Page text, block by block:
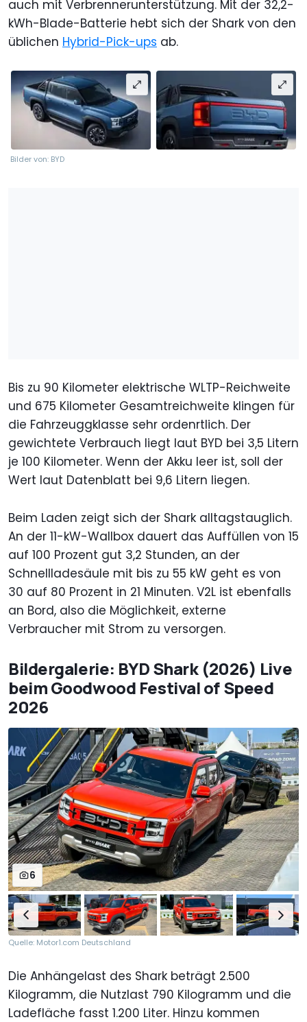
auch mit Verbrennerunterstützung. Mit der 32,2-
kWh-Blade-Batterie hebt sich der Shark von den
üblichen Hybrid-Pick-ups ab.
Bilder von: BYD
Bis zu 90 Kilometer elektrische WLTP-Reichweite
und 675 Kilometer Gesamtreichweite klingen für
die Fahrzeuggklasse sehr ordenrtlich. Der
gewichtete Verbrauch liegt laut BYD bei 3,5 Litern
je 100 Kilometer. Wenn der Akku leer ist, soll der
Wert laut Datenblatt bei 9,6 Litern liegen.
Beim Laden zeigt sich der Shark alltagstauglich.
An der 11-kW-Wallbox dauert das Auffüllen von 15
auf 100 Prozent gut 3,2 Stunden, an der
Schnellladesäule mit bis zu 55 kW geht es von
30 auf 80 Prozent in 21 Minuten. V2L ist ebenfalls
an Bord, also die Möglichkeit, externe
Verbraucher mit Strom zu versorgen.
Bildergalerie: BYD Shark (2026) Live
beim Goodwood Festival of Speed
2026
6
Quelle: Motor1.com Deutschland
Die Anhängelast des Shark beträgt 2.500
Kilogramm, die Nutzlast 790 Kilogramm und die
Ladefläche fasst 1.200 Liter. Hinzu kommen